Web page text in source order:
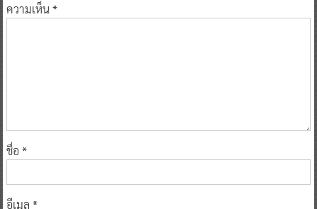
ความเห็น*
ชื่อ *
อีเมล *